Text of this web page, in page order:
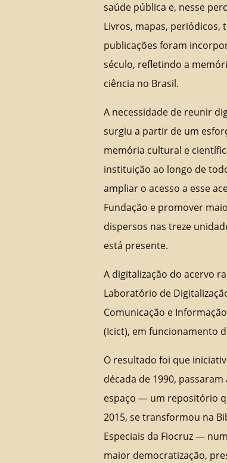
saúde pública e, nesse
Livros, mapas, periódicos,
publicações foram
século, refletindo a
ciência no Brasil.
A necessidade de reunir
surgiu a partir de um
memória cultural e
instituição ao longo de
ampliar o acesso a esse
Fundação e promover
dispersos nas treze
está presente.
A digitalização do acervo
Laboratório de
Comunicação e
(Icict), em funcionamento
O resultado foi que
década de 1990,
espaço — um repositório
2015, se transformou na
Especiais da Fiocruz —
maior democratização,